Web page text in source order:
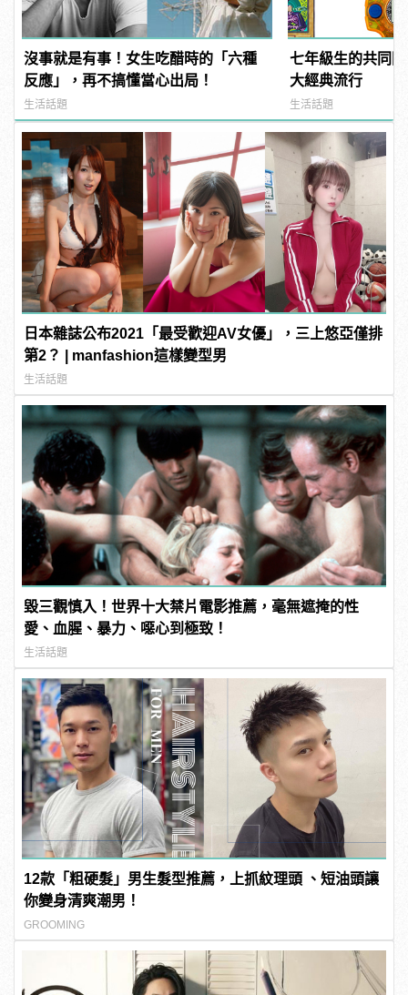
沒事就是有事！女生吃醋時的「六種
反應」，再不搞懂當心出局！
生活話題
七年級生的共同
大經典流行
生活話題
日本雜誌公布2021「最受歡迎AV女優」，三上悠亞僅排
第2？ | manfashion這樣變型男
生活話題
毀三觀慎入！世界十大禁片電影推薦，毫無遮掩的性
愛、血腥、暴力、噁心到極致！
生活話題
12款「粗硬髮」男生髮型推薦，上抓紋理頭 、短油頭讓
你變身清爽潮男！
GROOMING